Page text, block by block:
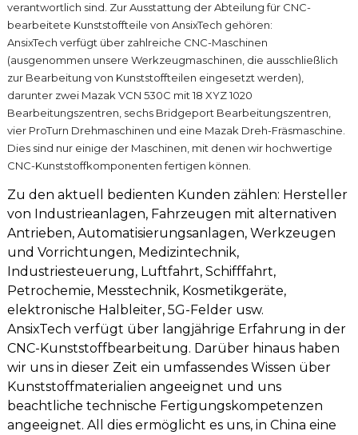
verantwortlich sind. Zur Ausstattung der Abteilung für CNC-
bearbeitete Kunststoffteile von AnsixTech gehören:
AnsixTech verfügt über zahlreiche CNC-Maschinen
(ausgenommen unsere Werkzeugmaschinen, die ausschließlich
zur Bearbeitung von Kunststoffteilen eingesetzt werden),
darunter zwei Mazak VCN 530C mit 18 XYZ 1020
Bearbeitungszentren, sechs Bridgeport Bearbeitungszentren,
vier ProTurn Drehmaschinen und eine Mazak Dreh-Fräsmaschine.
Dies sind nur einige der Maschinen, mit denen wir hochwertige
CNC-Kunststoffkomponenten fertigen können.
Zu den aktuell bedienten Kunden zählen: Hersteller
von Industrieanlagen, Fahrzeugen mit alternativen
Antrieben, Automatisierungsanlagen, Werkzeugen
und Vorrichtungen, Medizintechnik,
Industriesteuerung, Luftfahrt, Schifffahrt,
Petrochemie, Messtechnik, Kosmetikgeräte,
elektronische Halbleiter, 5G-Felder usw.
AnsixTech verfügt über langjährige Erfahrung in der
CNC-Kunststoffbearbeitung. Darüber hinaus haben
wir uns in dieser Zeit ein umfassendes Wissen über
Kunststoffmaterialien angeeignet und uns
beachtliche technische Fertigungskompetenzen
angeeignet. All dies ermöglicht es uns, in China eine